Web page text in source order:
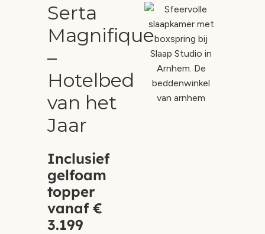
Serta
Magnifique
–
Hotelbed
van het
Jaar
Inclusief
gelfoam
topper
vanaf €
3.199